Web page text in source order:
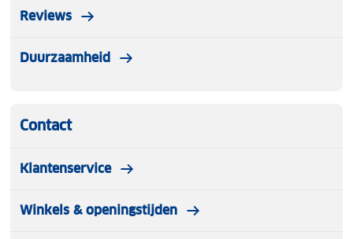
Reviews
Duurzaamheid
Contact
Klantenservice
Winkels & openingstijden